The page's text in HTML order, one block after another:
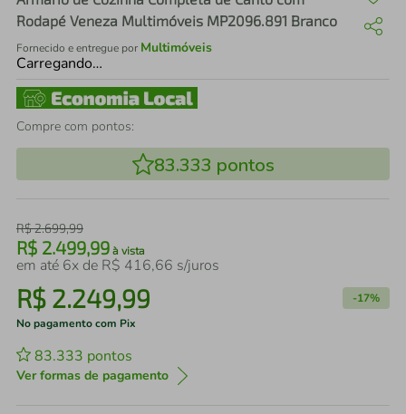
Rodapé Veneza Multimóveis MP2096.891 Branco
Fornecido e entregue por Multimóveis
Carregando…
Compre com pontos:
83.333 pontos
R$2.699,99
R$ 2.499,99 à vista
em até 6x de R$ 416,66 s/juros
R$ 2.249,99 -17%
No pagamento com Pix
83.333 pontos
Ver formas de pagamento